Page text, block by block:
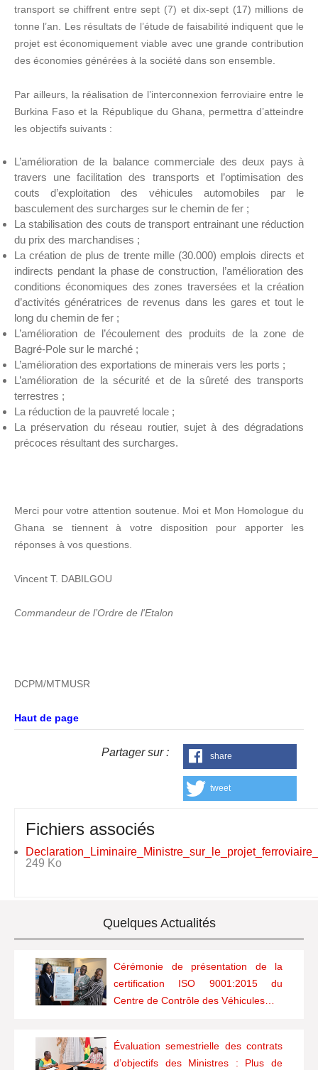
transport se chiffrent entre sept (7) et dix-sept (17) millions de
tonne l’an. Les résultats de l’étude de faisabilité indiquent que le
projet est économiquement viable avec une grande contribution
des économies générées à la société dans son ensemble.
Par ailleurs, la réalisation de l’interconnexion ferroviaire entre le
Burkina Faso et la République du Ghana, permettra d’atteindre
les objectifs suivants :
L’amélioration de la balance commerciale des deux pays à
travers une facilitation des transports et l’optimisation des
couts d’exploitation des véhicules automobiles par le
basculement des surcharges sur le chemin de fer ;
La stabilisation des couts de transport entrainant une réduction
du prix des marchandises ;
La création de plus de trente mille (30.000) emplois directs et
indirects pendant la phase de construction, l’amélioration des
conditions économiques des zones traversées et la création
d’activités génératrices de revenus dans les gares et tout le
long du chemin de fer ;
L’amélioration de l’écoulement des produits de la zone de
Bagré-Pole sur le marché ;
L’amélioration des exportations de minerais vers les ports ;
L’amélioration de la sécurité et de la sûreté des transports
terrestres ;
La réduction de la pauvreté locale ;
La préservation du réseau routier, sujet à des dégradations
précoces résultant des surcharges.
Merci pour votre attention soutenue. Moi et Mon Homologue du
Ghana se tiennent à votre disposition pour apporter les
réponses à vos questions.
Vincent T. DABILGOU
Commandeur de l’Ordre de l'Etalon
DCPM/MTMUSR
Haut de page
Partager sur : share
tweet
Fichiers associés
249 Ko
Quelques Actualités
Cérémonie de présentation de la
certification ISO 9001:2015 du
Centre de Contrôle des Véhicules…
Évaluation semestrielle des contrats
d’objectifs des Ministres : Plus de